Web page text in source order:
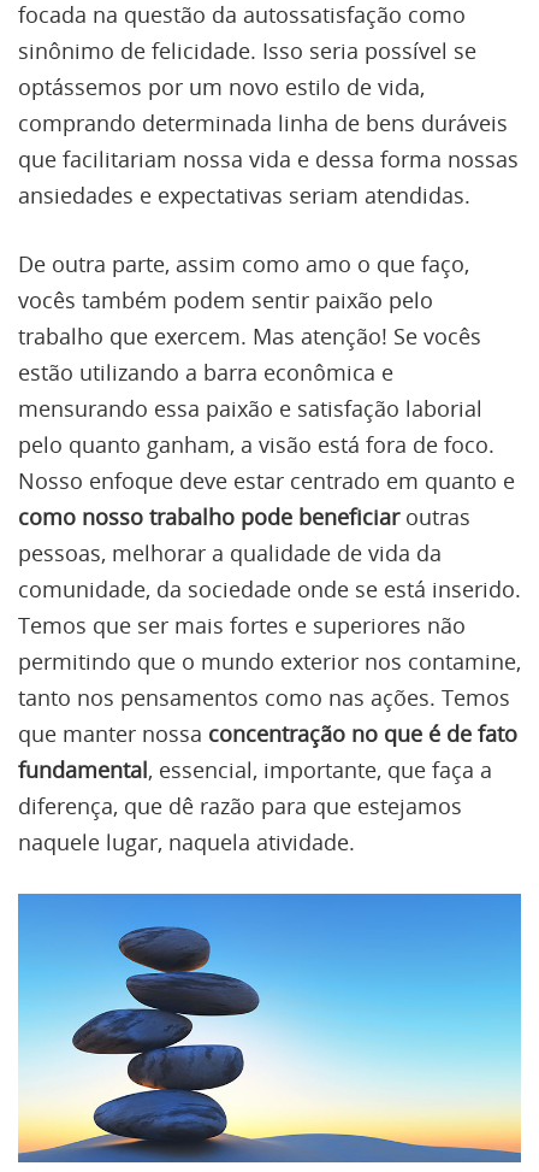
focada na questão da autossatisfação como
sinônimo de felicidade. Isso seria possível se
optássemos por um novo estilo de vida,
comprando determinada linha de bens duráveis
que facilitariam nossa vida e dessa forma nossas
ansiedades e expectativas seriam atendidas.
De outra parte, assim como amo o que faço,
vocês também podem sentir paixão pelo
trabalho que exercem. Mas atenção! Se vocês
estão utilizando a barra econômica e
mensurando essa paixão e satisfação laborial
pelo quanto ganham, a visão está fora de foco.
Nosso enfoque deve estar centrado em quanto e
como nosso trabalho pode beneficiaroutras
pessoas, melhorar a qualidade de vida da
comunidade, da sociedade onde se está inserido.
Temos que ser mais fortes e superiores não
permitindo que o mundo exterior nos contamine,
tanto nos pensamentos como nas ações. Temos
que manter nossa concentração no que é de fato
fundamental, essencial, importante, que faça a
diferença, que dê razão para que estejamos
naquele lugar, naquela atividade.